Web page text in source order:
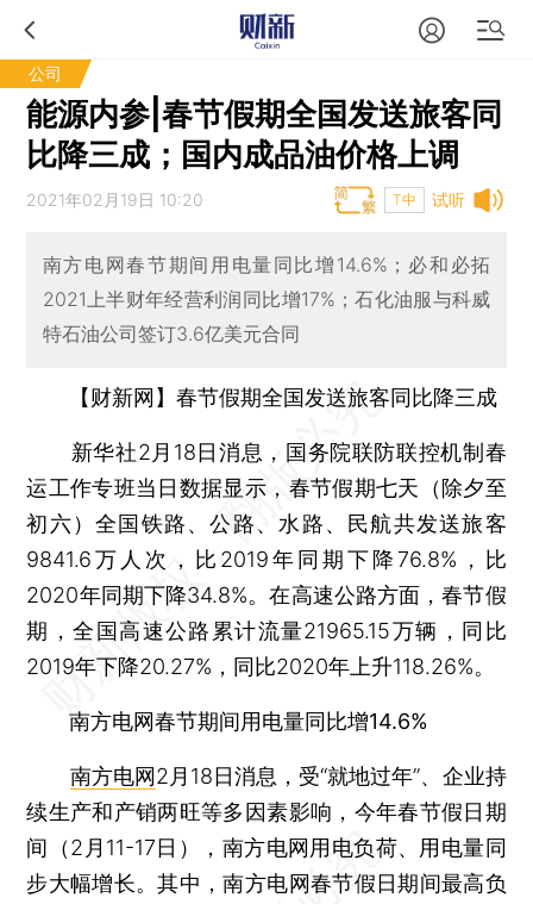
公司
能源内参|春节假期全国发送旅客同
比降三成；国内成品油价格上调
试听
2021年02月19日 10:20 T中
南方电网春节期间用电量同比增14.6%；必和必拓
2021上半财年经营利润同比增17%；石化油服与科威
特石油公司签订3.6亿美元合同
【财新网】春节假期全国发送旅客同比降三成
新华社2月18日消息，国务院联防联控机制春
运工作专班当日数据显示，春节假期七天（除夕至
初六）全国铁路、公路、水路、民航共发送旅客
9841.6万人次，比2019年同期下降76.8%，比
2020年同期下降34.8%。在高速公路方面，春节假
期，全国高速公路累计流量21965.15万辆，同比
2019年下降20.27%，同比2020年上升118.26%。
南方电网春节期间用电量同比增14.6%
南方电网2月18日消息，受“就地过年”、企业持
续生产和产销两旺等多因素影响，今年春节假日期
间（2月11-17日），南方电网用电负荷、用电量同
步大幅增长。其中，南方电网春节假日期间最高负